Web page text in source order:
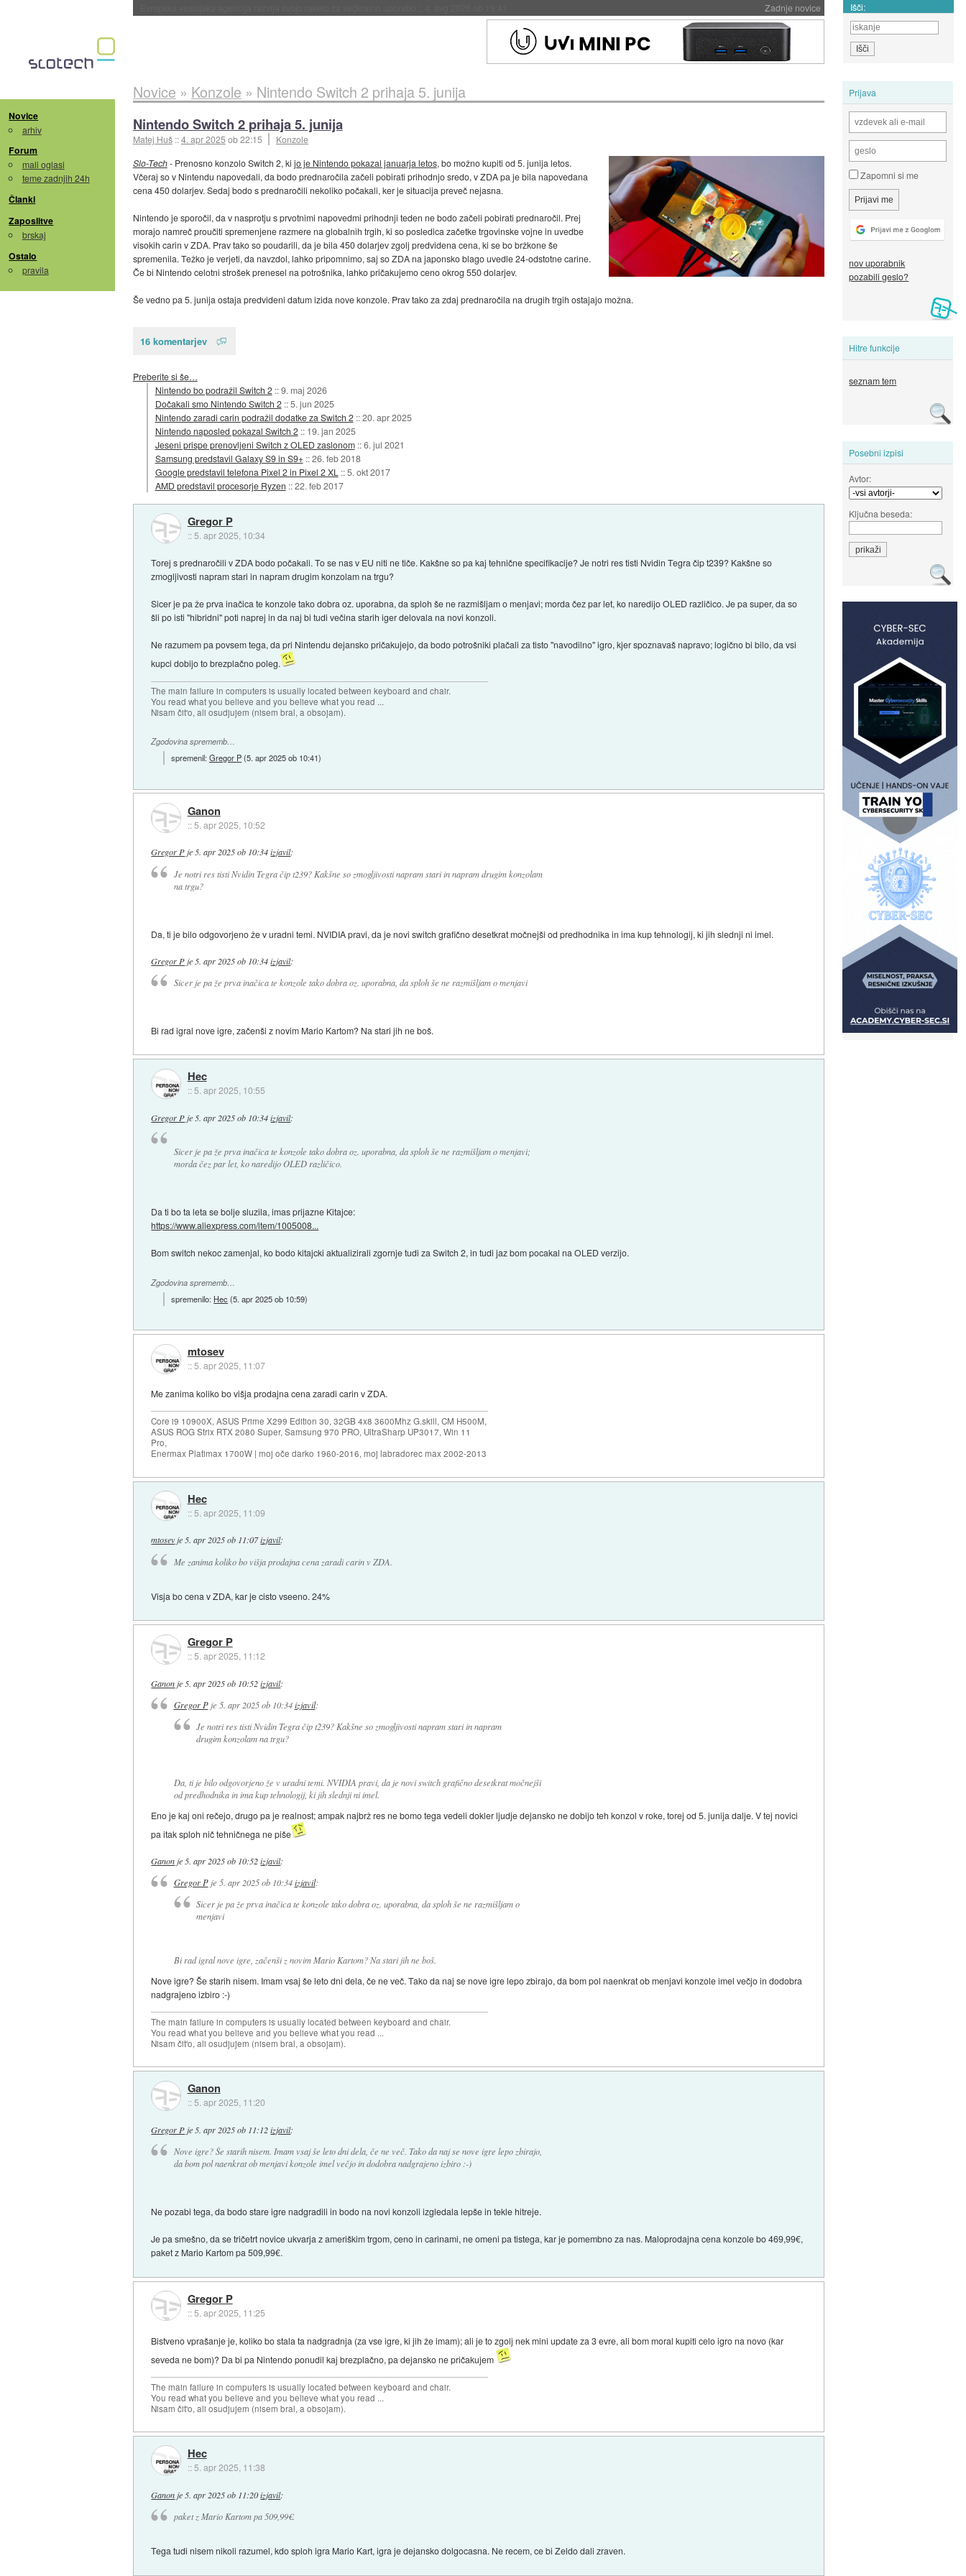
Zadnje novice Išči:
Novice
arhiv
Forum
mali oglasi
teme zadnjih 24h
Članki
Zaposlitve
brskaj
Ostalo
pravila
Prijava
Zapomni si me
nov uporabnik
pozabili geslo?
Hitre funkcije
seznam tem
Posebni izpisi
Avtor:
Ključna beseda:
Novice » Konzole » Nintendo Switch 2 prihaja 5. junija
Nintendo Switch 2 prihaja 5. junija
Matej Huš ::4. apr 2025ob 22:15
Konzole
Slo-Tech- Prenosno konzolo Switch 2, ki jo je Nintendo pokazal januarja letos, bo možno kupiti od 5. junija letos.
Včeraj so v Nintendu napovedali, da bodo prednaročila začeli pobirati prihodnjo sredo, v ZDA pa je bila napovedana
cena 450 dolarjev. Sedaj bodo s prednaročili nekoliko počakali, ker je situacija preveč nejasna.
Nintendo je sporočil, da v nasprotju s prvotnimi napovedmi prihodnji teden ne bodo začeli pobirati prednaročil. Prej
morajo namreč proučiti spremenjene razmere na globalnih trgih, ki so posledica začetke trgovinske vojne in uvedbe
visokih carin v ZDA. Prav tako so poudarili, da je bila 450 dolarjev zgolj predvidena cena, ki se bo bržkone še
spremenila. Težko je verjeti, da navzdol, lahko pripomnimo, saj so ZDA na japonsko blago uvedle 24-odstotne carine.
Če bi Nintendo celotni strošek prenesel na potrošnika, lahko pričakujemo ceno okrog 550 dolarjev.
Še vedno pa 5. junija ostaja predvideni datum izida nove konzole. Prav tako za zdaj prednaročila na drugih trgih ostajajo možna.
16 komentarjev
Preberite si še…
Nintendo bo podražil Switch 2 ::9. maj 2026
Dočakali smo Nintendo Switch 2 ::5. jun 2025
Nintendo zaradi carin podražil dodatke za Switch 2 ::20. apr 2025
Nintendo naposled pokazal Switch 2 :: 19. jan 2025
Jeseni prispe prenovljeni Switch z OLED zaslonom ::6. jul 2021
Samsung predstavil Galaxy S9 in S9+ ::26. feb 2018
Google predstavil telefona Pixel 2 in Pixel 2 XL ::5. okt 2017
AMD predstavil procesorje Ryzen ::22. feb 2017
Gregor P
:: 5. apr 2025, 10:34
Torej s prednaročili v ZDA bodo počakali. To se nas v EU niti ne tiče. Kakšne so pa kaj tehnične specifikacije? Je notri res tisti Nvidin Tegra čip t239? Kakšne so
zmogljivosti napram stari in napram drugim konzolam na trgu?
Sicer je pa že prva inačica te konzole tako dobra oz. uporabna, da sploh še ne razmišljam o menjavi; morda čez par let, ko naredijo OLED različico. Je pa super, da so
šli po isti "hibridni" poti naprej in da naj bi tudi večina starih iger delovala na novi konzoli.
Ne razumem pa povsem tega, da pri Nintendu dejansko pričakujejo, da bodo potrošniki plačali za tisto "navodilno" igro, kjer spoznavaš napravo; logično bi bilo, da vsi
kupci dobijo to brezplačno poleg.
The main failure in computers is usually located between keyboard and chair.
You read what you believe and you believe what you read ...
Nisam čit'o, ali osudjujem (nisem bral, a obsojam).
Zgodovina sprememb…
spremenil:Gregor P(5. apr 2025 ob 10:41)
Ganon
::5. apr 2025, 10:52
Gregor Pje5. apr 2025 ob 10:34 izjavil:
Je notri res tisti Nvidin Tegra čip t239? Kakšne so zmogljivosti napram stari in napram drugim konzolam
na trgu?
Da, ti je bilo odgovorjeno že v uradni temi. NVIDIA pravi, da je novi switch grafično desetkrat močnejši od predhodnika in ima kup tehnologij, ki jih slednji ni imel.
Gregor P je 5. apr 2025 ob 10:34 izjavil:
Sicer je pa že prva inačica te konzole tako dobra oz. uporabna, da sploh še ne razmišljam o menjavi
Bi rad igral nove igre, začenši z novim Mario Kartom? Na stari jih ne boš.
Hec
:: 5. apr 2025, 10:55
Gregor P je 5. apr 2025 ob 10:34 izjavil:
Sicer je pa že prva inačica te konzole tako dobra oz. uporabna, da sploh še ne razmišljam o menjavi;
morda čez par let, ko naredijo OLED različico.
Da ti bo ta leta se bolje sluzila, imas prijazne Kitajce:
https://www.aliexpress.com/item/1005008...
Bom switch nekoc zamenjal, ko bodo kitajcki aktualizirali zgornje tudi za Switch 2, in tudi jaz bom pocakal na OLED verzijo.
Zgodovina sprememb…
spremenilo: Hec (5. apr 2025 ob 10:59)
mtosev
::5. apr 2025, 11:07
Me zanima koliko bo višja prodajna cena zaradi carin v ZDA.
Core i9 10900X, ASUS Prime X299 Edition 30, 32GB 4x8 3600Mhz G.skill, CM H500M,
ASUS ROG Strix RTX 2080 Super, Samsung 970 PRO, UltraSharp UP3017, Win 11
Pro,
Enermax Platimax 1700W | moj oče darko 1960-2016, moj labradorec max 2002-2013
Hec
:: 5. apr 2025, 11:09
mtosevje5. apr 2025 ob 11:07izjavil:
Me zanima koliko bo višja prodajna cena zaradi carin v ZDA.
Visja bo cena v ZDA, kar je cisto vseeno. 24%
Gregor P
::5. apr 2025, 11:12
Ganon je 5. apr 2025 ob 10:52 izjavil:
Gregor Pje 5. apr 2025 ob 10:34 izjavil:
Je notri res tisti Nvidin Tegra čip t239? Kakšne so zmogljivosti napram stari in napram
drugim konzolam na trgu?
Da, ti je bilo odgovorjeno že v uradni temi. NVIDIA pravi, da je novi switch grafično desetkrat močnejši
od predhodnika in ima kup tehnologij, ki jih slednji ni imel.
Eno je kaj oni rečejo, drugo pa je realnost; ampak najbrž res ne bomo tega vedeli dokler ljudje dejansko ne dobijo teh konzol v roke, torej od 5. junija dalje. V tej novici
pa itak sploh nič tehničnega ne piše
Ganon je 5. apr 2025 ob 10:52 izjavil:
Gregor Pje 5. apr 2025 ob 10:34 izjavil:
Sicer je pa že prva inačica te konzole tako dobra oz. uporabna, da sploh še ne razmišljam o
menjavi
Bi rad igral nove igre, začenši z novim Mario Kartom? Na stari jih ne boš.
Nove igre? Še starih nisem. Imam vsaj še leto dni dela, če ne več. Tako da naj se nove igre lepo zbirajo, da bom pol naenkrat ob menjavi konzole imel večjo in dodobra
nadgrajeno izbiro :-)
The main failure in computers is usually located between keyboard and chair.
You read what you believe and you believe what you read ...
Nisam čit'o, ali osudjujem (nisem bral, a obsojam).
Ganon
:: 5. apr 2025, 11:20
Gregor P je 5. apr 2025 ob 11:12 izjavil:
Nove igre? Še starih nisem. Imam vsaj še leto dni dela, če ne več. Tako da naj se nove igre lepo zbirajo,
da bom pol naenkrat ob menjavi konzole imel večjo in dodobra nadgrajeno izbiro :-)
Ne pozabi tega, da bodo stare igre nadgradili in bodo na novi konzoli izgledala lepše in tekle hitreje.
Je pa smešno, da se tričetrt novice ukvarja z ameriškim trgom, ceno in carinami, ne omeni pa tistega, kar je pomembno za nas. Maloprodajna cena konzole bo 469,99€,
paket z Mario Kartom pa 509,99€.
Gregor P
::5. apr 2025, 11:25
Bistveno vprašanje je, koliko bo stala ta nadgradnja (za vse igre, ki jih že imam); ali je to zgolj nek mini update za 3 evre, ali bom moral kupiti celo igro na novo (kar
seveda ne bom)? Da bi pa Nintendo ponudil kaj brezplačno, pa dejansko ne pričakujem
The main failure in computers is usually located between keyboard and chair.
You read what you believe and you believe what you read ...
Nisam čit'o, ali osudjujem (nisem bral, a obsojam).
Hec
:: 5. apr 2025, 11:38
Ganon je 5. apr 2025 ob 11:20 izjavil:
paket z Mario Kartom pa 509,99€.
Tega tudi nisem nikoli razumel, kdo sploh igra Mario Kart, igra je dejansko dolgocasna. Ne recem, ce bi Zeldo dali zraven.